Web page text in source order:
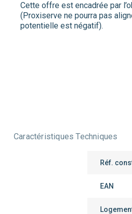
Cette offre est encadrée par
(Proxiserve ne pourra pas
potentielle est négatif).
Caractéristiques Techniques
Réf.
EAN